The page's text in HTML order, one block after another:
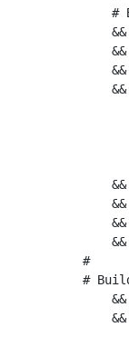
#
&&
&&
&&
&&
&&
&&
&&
#
#
&&
&&